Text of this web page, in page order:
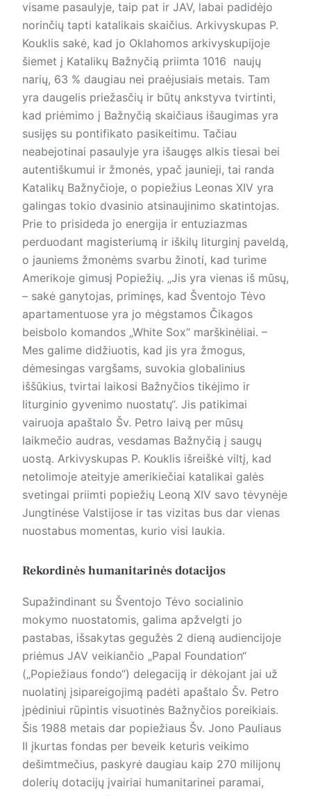
visame pasaulyje, taip pat ir JAV, labai padidėjo
norinčių tapti katalikais skaičius. Arkivyskupas P.
Kouklis sakė, kad jo Oklahomos arkivyskupijoje
šiemet į Katalikų Bažnyčią priimta 1016 naujų
narių, 63 % daugiau nei praėjusiais metais. Tam
yra daugelis priežasčių ir būtų ankstyva tvirtinti,
kad priėmimo į Bažnyčią skaičiaus išaugimas yra
susijęs su pontifikato pasikeitimu. Tačiau
neabejotinai pasaulyje yra išaugęs alkis tiesai bei
autentiškumui ir žmonės, ypač jaunieji, tai randa
Katalikų Bažnyčioje, o popiežius Leonas XIV yra
galingas tokio dvasinio atsinaujinimo skatintojas.
Prie to prisideda jo energija ir entuziazmas
perduodant magisteriumą ir iškilų liturginį paveldą,
o jauniems žmonėms svarbu žinoti, kad turime
Amerikoje gimusį Popiežių. „Jis yra vienas iš mūsų,
– sakė ganytojas, priminęs, kad Šventojo Tėvo
apartamentuose yra jo mėgstamos Čikagos
beisbolo komandos „White Sox“ marškinėliai. –
Mes galime didžiuotis, kad jis yra žmogus,
dėmesingas vargšams, suvokia globalinius
iššūkius, tvirtai laikosi Bažnyčios tikėjimo ir
liturginio gyvenimo nuostatų“. Jis patikimai
vairuoja apaštalo Šv. Petro laivą per mūsų
laikmečio audras, vesdamas Bažnyčią į saugų
uostą. Arkivyskupas P. Kouklis išreiškė viltį, kad
netolimoje ateityje amerikiečiai katalikai galės
svetingai priimti popiežių Leoną XIV savo tėvynėje
Jungtinėse Valstijose ir tas vizitas bus dar vienas
nuostabus momentas, kurio visi laukia.
Rekordinės humanitarinės dotacijos
Supažindinant su Šventojo Tėvo socialinio
mokymo nuostatomis, galima apžvelgti jo
pastabas, išsakytas gegužės 2 dieną audiencijoje
priėmus JAV veikiančio „Papal Foundation“
(„Popiežiaus fondo“) delegaciją ir dėkojant jai už
nuolatinį įsipareigojimą padėti apaštalo Šv. Petro
įpėdiniui rūpintis visuotinės Bažnyčios poreikiais.
Šis 1988 metais dar popiežiaus Šv. Jono Pauliaus
II įkurtas fondas per beveik keturis veikimo
dešimtmečius, paskyrė daugiau kaip 270 milijonų
dolerių dotacijų įvairiai humanitarinei paramai,